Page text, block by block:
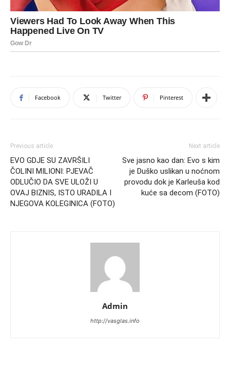
Facebook Twitter Pinterest
Previous article
EVO GDJE SU ZAVRŠILI
ČOLINI MILIONI: PJEVAČ
ODLUČIO DA SVE ULOŽI U
OVAJ BIZNIS, ISTO URADILA I
NJEGOVA KOLEGINICA (FOTO)
Next article
Sve jasno kao dan: Evo s kim
je Duško uslikan u noćnom
provodu dok je Karleuša kod
kuće sa decom (FOTO)
Admin
http://vasglas.info